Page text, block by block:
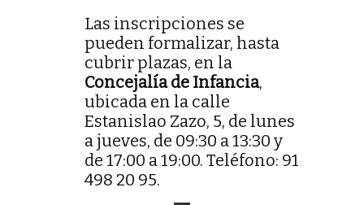
Las inscripciones se
pueden formalizar, hasta
cubrir plazas, en la
Concejalía de Infancia,
ubicada en la calle
Estanislao Zazo, 5, de lunes
a jueves, de 09:30 a 13:30 y
de 17:00 a 19:00. Teléfono: 91
498 20 95.